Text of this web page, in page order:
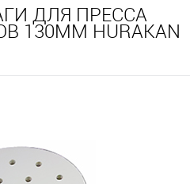
ДЛЯ ПРЕССА
130ММ HURAKAN